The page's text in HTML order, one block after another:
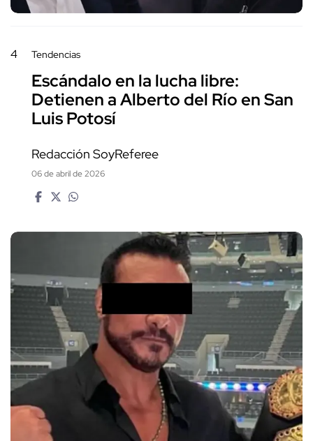
4 Tendencias
Escándalo en la lucha libre:
Detienen a Alberto del Río en San
Luis Potosí
Redacción SoyReferee
06 de abril de 2026